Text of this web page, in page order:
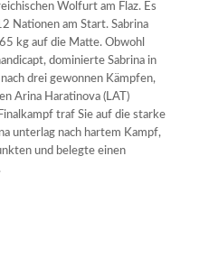
Wolfurt am Flaz. Es
Nationen am Start. Sabrina
kg auf die Matte. Obwohl
dominierte Sabrina in
drei gewonnen Kämpfen,
Arina Haratinova (LAT)
traf Sie auf die starke
unterlag nach hartem Kampf,
und belegte einen